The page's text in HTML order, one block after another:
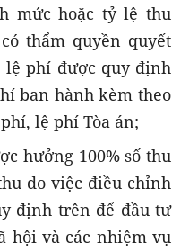
mức hoặc tỷ lệ thu
thẩm quyền quyết
phí được quy định
ban hành kèm theo
lệ phí Tòa án;
hưởng 100% số thu
do việc điều chỉnh
định trên để đầu tư
hội và các nhiệm vụ